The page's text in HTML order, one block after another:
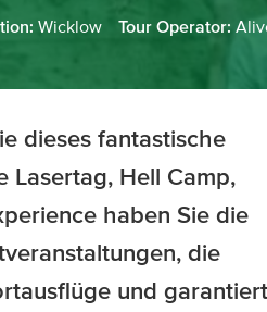
Wicklow Tour Operator:
dieses fantastische
Lasertag, Hell Camp,
haben Sie die
die
und garantiert